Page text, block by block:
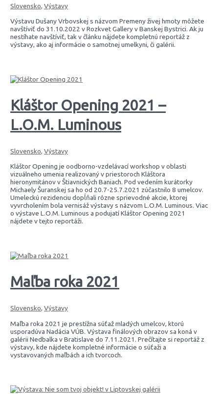
Slovensko,Výstavy
Výstavu Dušany Vrbovskej s názvom Premeny živej hmoty môžete
navštíviť do 31.10.2022 v Rozkvet Gallery v Banskej Bystrici. Ak ju
nestíhate navštíviť, tak v článku nájdete kompletnú reportáž z
výstavy, ako aj informácie o samotnej umelkyni, či galérii.
Kláštor Opening 2021 –
L.O.M. Luminous
Slovensko,Výstavy
Kláštor Opening je oodborno-vzdelávací workshop v oblasti
vizuálneho umenia realizovaný v priestoroch Kláštora
hieronymitánov v Štiavnických Baniach. Pod vedením kurátorky
Michaely Šuranskej sa ho od 20.7-25.7.2021 zúčastnilo 8 umelcov.
Umeleckú rezidenciu dopĺňali rôzne sprievodné akcie, ktorej
vyvrcholením bola vernisáž výstavy s názvom L.O.M. Luminous. Viac
o výstave L.O.M. Luminous a podujatí Kláštor Opening 2021
nájdete v tejto reportáži.
Maľba roka 2021
Slovensko,Výstavy
Maľba roka 2021 je prestížna súťaž mladých umelcov, ktorú
usporadúva Nadácia VÚB. Výstava finálových obrazov sa koná v
galérii Nedbalka v Bratislave do 7.11.2021. Prečítajte si reportáž z
výstavy, kde nájdete kompletné informácie o súťaži a
vystavovaných maľbách a ich tvorcoch.